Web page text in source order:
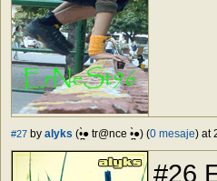
#27 by alyks (•̪̀● tr@nce •̪̀●) (0 mesaje) at
#26